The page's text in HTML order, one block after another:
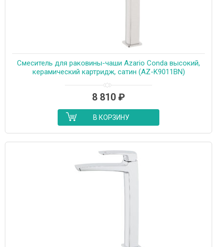
Смеситель для раковины-чаши Azario Conda высокий,
керамический картридж, сатин (AZ-K9011BN)
8 810 ₽
В КОРЗИНУ